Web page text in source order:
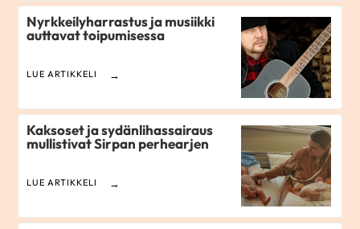
Nyrkkeilyharrastus ja musiikki
auttavat toipumisessa
LUE ARTIKKELI
Kaksoset ja sydänlihassairaus
mullistivat Sirpan perhearjen
LUE ARTIKKELI